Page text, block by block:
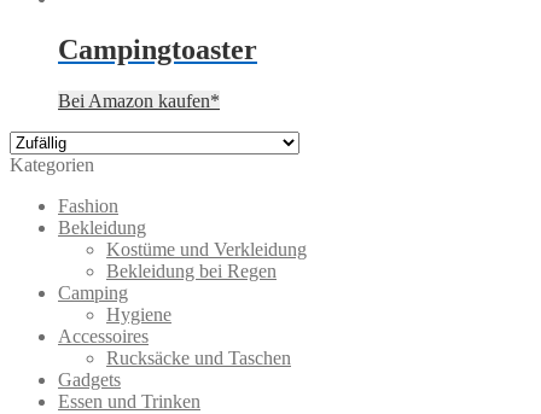
Campingtoaster
Bei Amazon kaufen*
Kategorien
Fashion
Bekleidung
Kostüme und Verkleidung
Bekleidung bei Regen
Camping
Hygiene
Accessoires
Rucksäcke und Taschen
Gadgets
Essen und Trinken